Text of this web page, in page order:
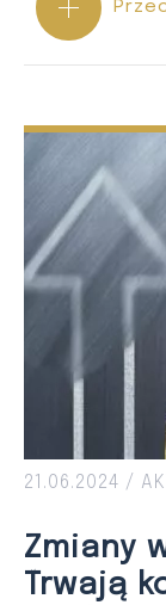
21.06.2024 /
Zmiany
Trwają